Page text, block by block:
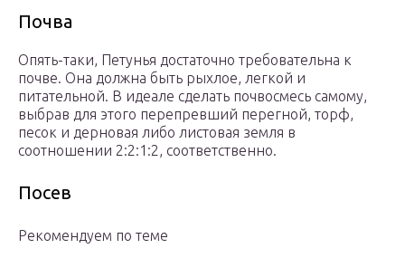
Почва
Опять-таки, Петунья достаточно требовательна к
почве. Она должна быть рыхлое, легкой и
питательной. В идеале сделать почвосмесь самому,
выбрав для этого перепревший перегной, торф,
песок и дерновая либо листовая земля в
соотношении 2:2:1:2, соответственно.
Посев
Рекомендуем по теме